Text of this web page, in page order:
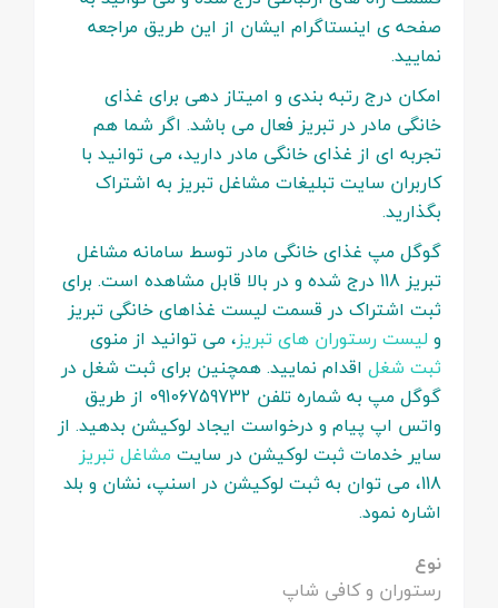
صفحه ی اینستاگرام ایشان از این طریق مراجعه
نمایید.
امکان درج رتبه بندی و امیتاز دهی برای غذای
خانگی مادر در تبریز فعال می باشد. اگر شما هم
تجربه ای از غذای خانگی مادر دارید، می توانید با
کاربران سایت تبلیغات مشاغل تبریز به اشتراک
بگذارید.
گوگل مپ غذای خانگی مادر توسط سامانه مشاغل
تبریز 118 درج شده و در بالا قابل مشاهده است. برای
ثبت اشتراک در قسمت لیست غذاهای خانگی تبریز
و لیست رستوران های تبریز، می توانید از منوی
ثبت شغل اقدام نمایید. همچنین برای ثبت شغل در
گوگل مپ به شماره تلفن 09106759732 از طریق
واتس اپ پیام و درخواست ایجاد لوکیشن بدهید. از
سایر خدمات ثبت لوکیشن در سایت مشاغل تبریز
118، می توان به ثبت لوکیشن در اسنپ، نشان و بلد
اشاره نمود.
نوع
رستوران و کافی شاپ